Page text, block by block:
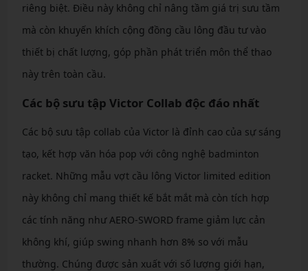
riêng biệt. Điều này không chỉ nâng tầm giá trị sưu tầm
mà còn khuyến khích cộng đồng cầu lông đầu tư vào
thiết bị chất lượng, góp phần phát triển môn thể thao
này trên toàn cầu.
Các bộ sưu tập Victor Collab độc đáo nhất
Các bộ sưu tập collab của Victor là đỉnh cao của sự sáng
tạo, kết hợp văn hóa pop với công nghệ badminton
racket. Những mẫu vợt cầu lông Victor limited edition
này không chỉ mang thiết kế bắt mắt mà còn tích hợp
các tính năng như AERO-SWORD frame giảm lực cản
không khí, giúp swing nhanh hơn 8% so với mẫu
thường. Chúng được sản xuất với số lượng giới hạn,